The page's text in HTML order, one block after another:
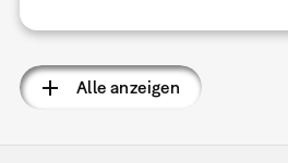
Alle anzeigen